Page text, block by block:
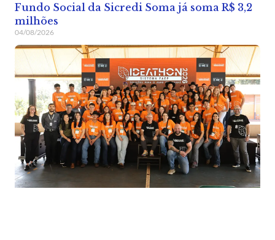
Fundo Social da Sicredi Soma já soma R$ 3,2
milhões
04/08/2026